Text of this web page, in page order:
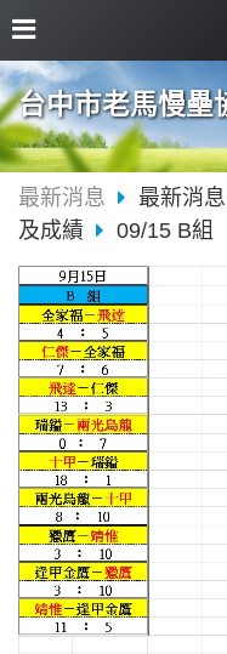
台中市老馬慢壘
最新消息 最新消息
及成績
09/15 B組